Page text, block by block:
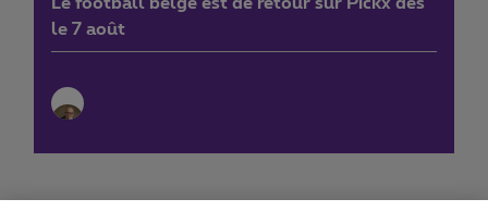
Le football belge est de retour sur Pickx dès
le 7 août